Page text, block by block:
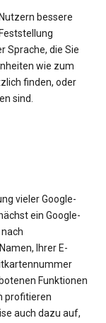
bessere
Sprache, die Sie
wie zum
finden, oder
sind.
vieler Google-
ein Google-
Ihrer E-
Funktionen
profitieren
auch dazu auf,